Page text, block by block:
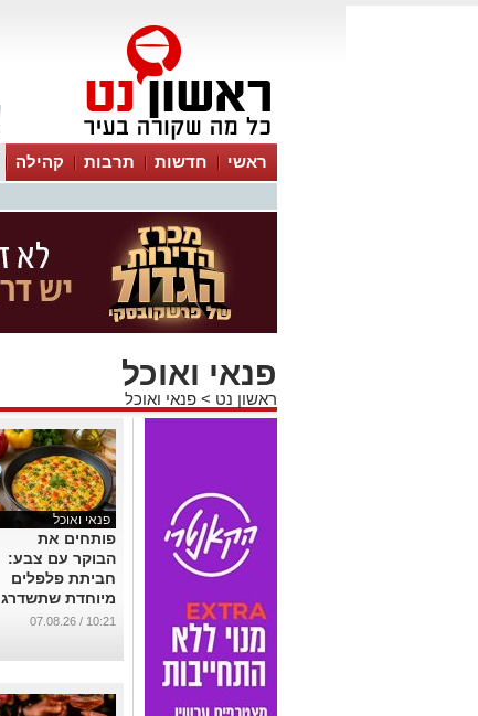
ראשי חדשות תרבות קהילה
פנאי ואוכל
ראשון נט > פנאי ואוכל
פנאי ואוכל
פותחים את
הבוקר עם צבע:
חביתת פלפלים
מיוחדת שתשדרג
כל ארוחת בוקר
10:21 / 07.08.26